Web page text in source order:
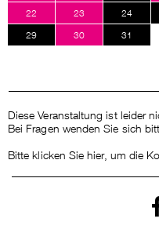
22
23 24
29
30 31
Diese Veranstaltung ist leider
Bei Fragen wenden Sie sich
Bitte klicken Sie hier, um die